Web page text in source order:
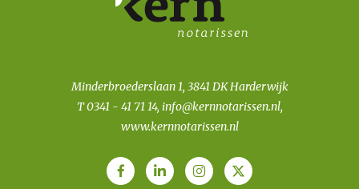
Minderbroederslaan 1, 3841 DK Harderwijk
T0341 - 41 71 14, info@kernnotarissen.nl,
www.kernnotarissen.nl